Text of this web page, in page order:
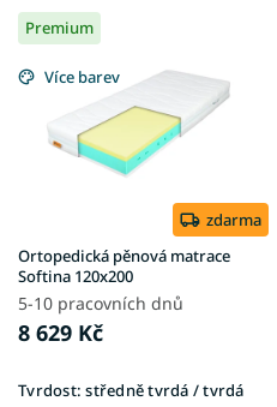
Premium
Více barev
zdarma
Ortopedická pěnová matrace
Softina 120x200
5-10 pracovních dnů
8 629 Kč
Tvrdost: středně tvrdá / tvrdá